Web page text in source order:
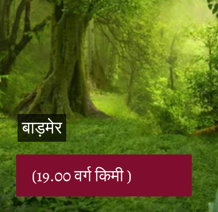
(19.00 वर्ग किमी )
बाड़मेर
बाड़मेर